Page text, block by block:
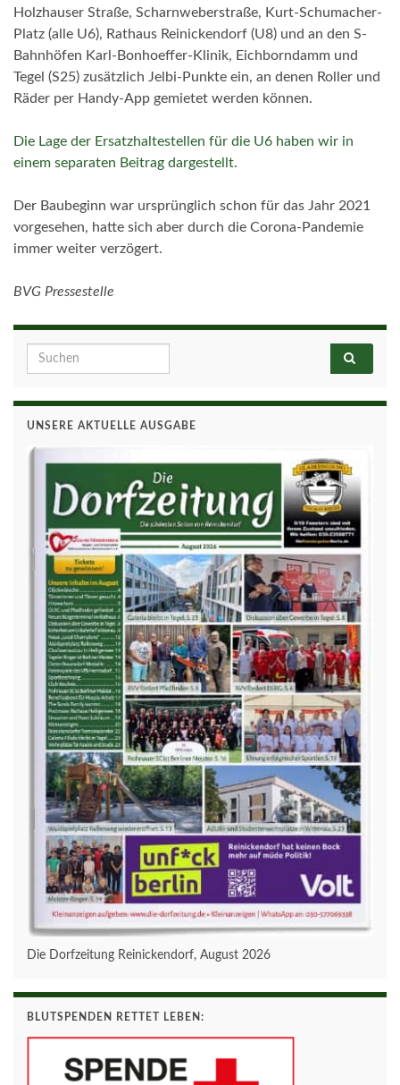
Holzhauser Straße, Scharnweberstraße, Kurt-Schumacher-
Platz (alle U6), Rathaus Reinickendorf (U8) und an den S-
Bahnhöfen Karl-Bonhoeffer-Klinik, Eichborndamm und
Tegel (S25) zusätzlich Jelbi-Punkte ein, an denen Roller und
Räder per Handy-App gemietet werden können.
Die Lage der Ersatzhaltestellen für die U6 haben wir in
einem separaten Beitrag dargestellt.
Der Baubeginn war ursprünglich schon für das Jahr 2021
vorgesehen, hatte sich aber durch die Corona-Pandemie
immer weiter verzögert.
BVG Pressestelle
Search for:
UNSERE AKTUELLE AUSGABE
Die Dorfzeitung Reinickendorf, August 2026
BLUTSPENDEN RETTET LEBEN: